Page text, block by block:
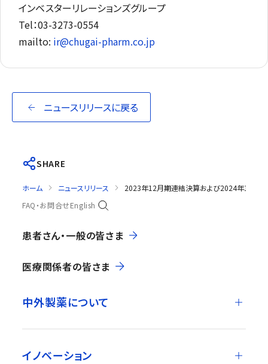
インベスターリレーションズグループ
Tel：03-3273-0554
mailto: ir@chugai-pharm.co.jp
ニュースリリースに戻る
SHARE
ホーム ニュースリリース
2023年12月期連結決算および2024年12月期
FAQ・お問合せEnglish
患者さん・一般の皆さま
医療関係者の皆さま
中外製薬について
イノベーション